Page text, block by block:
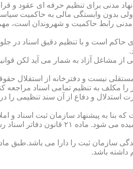
مدنی برای تنظیم حرفه ای عقود و
بدون وابستگی مالی به حاکمیت
رابط حاکمیت و شهروندان است، مهم
حاکم است و با تنظیم دقیق اسناد در
مشاغل آزاد به شمار می آید لکن
نیست و دفترخانه از استقلال
را مکلف به تنظیم تمامی اسناد
استدلال و دفاع از آن سند تنظیمی را
بنا به پیشنهاد سازمان ثبت اسناد و
سردفتران و دفتریاران تعیین شده و
داشته باشد.